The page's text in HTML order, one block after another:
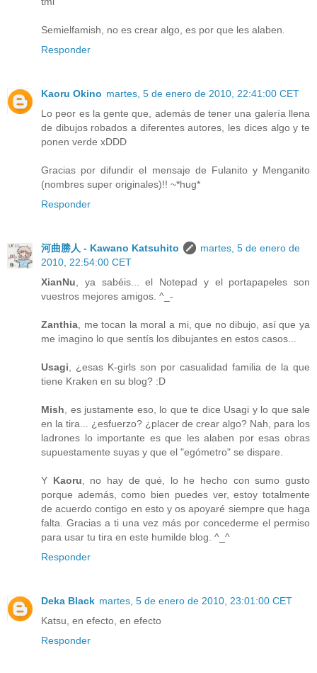
Semielfamish, no es crear algo, es por que les alaben.
Responder
Kaoru Okino martes, 5 de enero de 2010, 22:41:00 CET
Lo peor es la gente que, además de tener una galería llena
de dibujos robados a diferentes autores, les dices algo y te
ponen verde xDDD
Gracias por difundir el mensaje de Fulanito y Menganito
(nombres super originales)!! ~*hug*
Responder
河曲勝人 - Kawano Katsuhito
martes, 5 de enero de
2010, 22:54:00 CET
XianNu , ya sabéis... el Notepad y el portapapeles son
vuestros mejores amigos. ^_-
Zanthia , me tocan la moral a mi, que no dibujo, así que ya
me imagino lo que sentís los dibujantes en estos casos...
Usagi , ¿esas K-girls son por casualidad familia de la que
tiene Kraken en su blog? :D
Mish , es justamente eso, lo que te dice Usagi y lo que sale
en la tira... ¿esfuerzo? ¿placer de crear algo? Nah, para los
ladrones lo importante es que les alaben por esas obras
supuestamente suyas y que el "egómetro" se dispare.
Y Kaoru , no hay de qué, lo he hecho con sumo gusto
porque además, como bien puedes ver, estoy totalmente
de acuerdo contigo en esto y os apoyaré siempre que haga
falta. Gracias a ti una vez más por concederme el permiso
para usar tu tira en este humilde blog. ^_^
Responder
Deka Black martes, 5 de enero de 2010, 23:01:00 CET
Katsu, en efecto, en efecto
Responder